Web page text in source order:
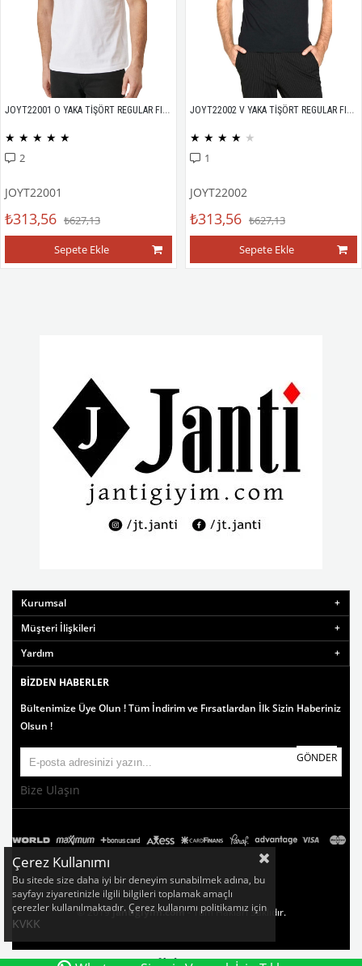
JOYT22001 O YAKA TİŞÖRT REGULAR FIT %100 PAMUK COMPACK PENYE
★ ★ ★ ★ ★
2
JOYT22001
₺313,56 ₺627,13
Sepete Ekle
JOYT22002 V YAKA TİŞÖRT REGULAR FIT %100 PAMUK COMPACK PENYE
★ ★ ★ ★ ★
1
JOYT22002
₺313,56 ₺627,13
Sepete Ekle
Kurumsal
Müşteri İlişkileri
Yardım
BIZDEN HABERLER
Bültenimize Üye Olun ! Tüm İndirim ve Fırsatlardan İlk Sizin Haberiniz
Olsun !
GÖNDER
Bize Ulaşın
© 2019jantigiyim.com- Tüm Hakları Saklıdır.
Çerez Kullanımı
Bu sitede size daha iyi bir deneyim sunabilmek adına, bu
sayfayı ziyaretinizle ilgili bilgileri toplamak amaçlı
çerezler kullanılmaktadır. Çerez kullanımı politikamız için
KVKK